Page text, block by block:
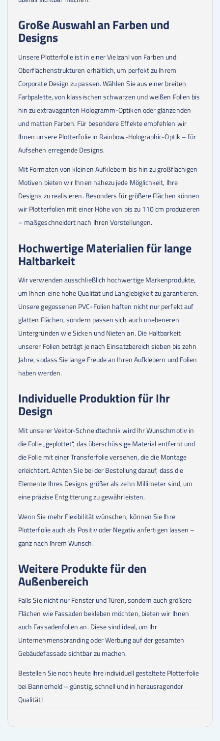
Große Auswahl an Farben und
Designs
Unsere Plotterfolie ist in einer Vielzahl von Farben und
Oberflächenstrukturen erhältlich, um perfekt zu Ihrem
Corporate Design zu passen. Wählen Sie aus einer breiten
Farbpalette, von klassischen schwarzen und weißen Folien bis
hin zu extravaganten Hologramm-Optiken oder glänzenden
und matten Farben. Für besondere Effekte empfehlen wir
Ihnen unsere Plotterfolie in Rainbow-Holographic-Optik – für
Aufsehen erregende Designs.
Mit Formaten von kleinen Aufklebern bis hin zu großflächigen
Motiven bieten wir Ihnen nahezu jede Möglichkeit, Ihre
Designs zu realisieren. Besonders für größere Flächen können
wir Plotterfolien mit einer Höhe von bis zu 110 cm produzieren
– maßgeschneidert nach Ihren Vorstellungen.
Hochwertige Materialien für lange
Haltbarkeit
Wir verwenden ausschließlich hochwertige Markenprodukte,
um Ihnen eine hohe Qualität und Langlebigkeit zu garantieren.
Unsere gegossenen PVC-Folien haften nicht nur perfekt auf
glatten Flächen, sondern passen sich auch unebeneren
Untergründen wie Sicken und Nieten an. Die Haltbarkeit
unserer Folien beträgt je nach Einsatzbereich sieben bis zehn
Jahre, sodass Sie lange Freude an Ihren Aufklebern und Folien
haben werden.
Individuelle Produktion für Ihr
Design
Mit unserer Vektor-Schneidtechnik wird Ihr Wunschmotiv in
die Folie „geplottet“, das überschüssige Material entfernt und
die Folie mit einer Transferfolie versehen, die die Montage
erleichtert. Achten Sie bei der Bestellung darauf, dass die
Elemente Ihres Designs größer als zehn Millimeter sind, um
eine präzise Entgitterung zu gewährleisten.
Wenn Sie mehr Flexibilität wünschen, können Sie Ihre
Plotterfolie auch als Positiv oder Negativ anfertigen lassen –
ganz nach Ihrem Wunsch.
Weitere Produkte für den
Außenbereich
Falls Sie nicht nur Fenster und Türen, sondern auch größere
Flächen wie Fassaden bekleben möchten, bieten wir Ihnen
auch Fassadenfolien an. Diese sind ideal, um Ihr
Unternehmensbranding oder Werbung auf der gesamten
Gebäudefassade sichtbar zu machen.
Bestellen Sie noch heute Ihre individuell gestaltete Plotterfolie
bei Bannerheld – günstig, schnell und in herausragender
Qualität!